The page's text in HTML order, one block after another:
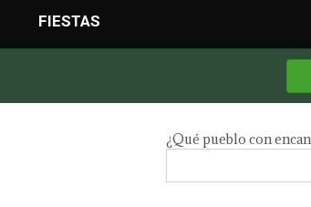
FIESTAS
¿Qué pueblo con